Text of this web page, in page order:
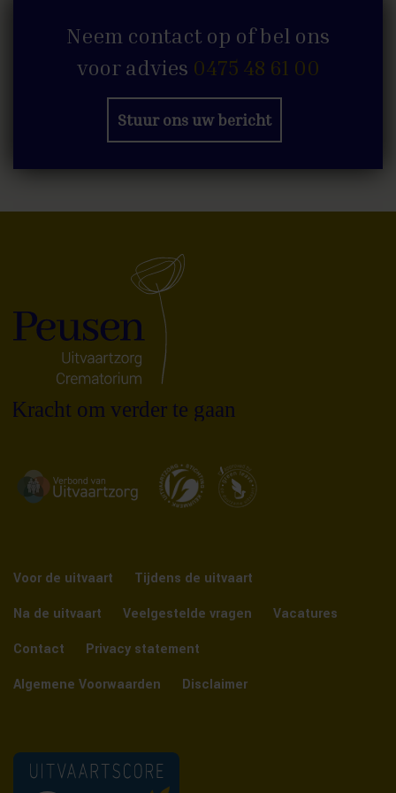
Neem contact op of bel ons
voor advies 0475 48 61 00
Stuur ons uw bericht
Voor de uitvaart
Tijdens de uitvaart
Na de uitvaart
Veelgestelde vragen
Vacatures
Contact
Privacy statement
Algemene Voorwaarden
Disclaimer